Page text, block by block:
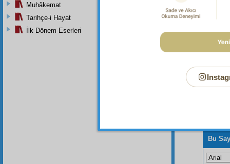
Bu
Muhâkemat
Tarihçe-i Hayat
İlk Dönem Eserleri